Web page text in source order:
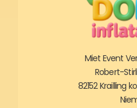
Miet Event
Robert-
82152 Krailling